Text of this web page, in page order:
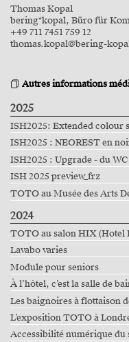
Thomas Kopal
bering*kopal, Büro für
+49 711 7451 759 12
thomas.kopal@bering-
Autres informations
2025
ISH2025: Extended colour
ISH2025 : NEOREST en
ISH2025 : Upgrade - du
ISH 2025 preview_frz
TOTO au Musée des Arts
2024
TOTO au salon HIX (Hotel
Lavabo varies
Module pour seniors
À l’hôtel, c’est la salle de
Les baignoires à flottaison
L’exposition TOTO à
Accessibilité numérique du